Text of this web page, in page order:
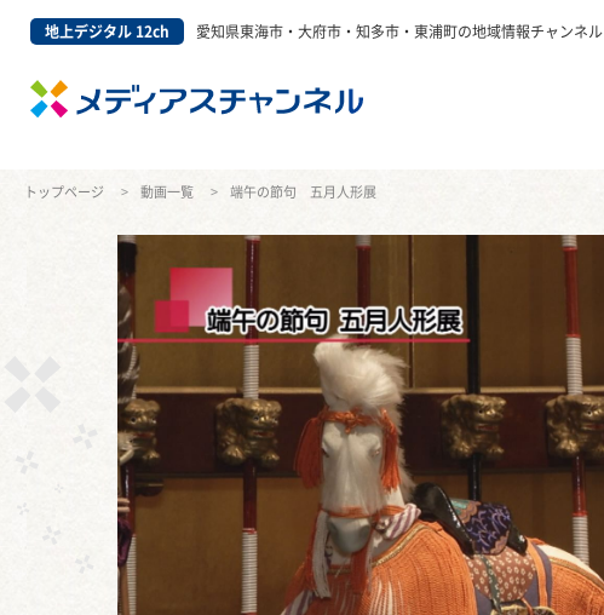
地上デジタル 12ch 愛知県東海市・大府市・知多市・東浦町の地域情報チャンネル
トップページ 動画一覧 端午の節句 五月人形展